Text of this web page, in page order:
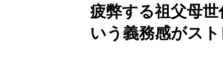
疲弊する祖父母
いう義務感がス